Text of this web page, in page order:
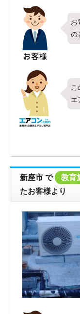
お
の
る
こ
エ
あ
も
空
ご
ム
す。
新座市 で 教育
たお客様より